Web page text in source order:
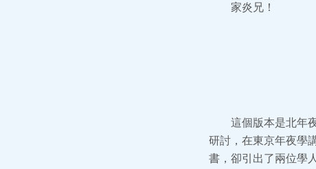
家炎兄！
這個版本是北年
研討，在東京年夜學
書，卻引出了兩位學